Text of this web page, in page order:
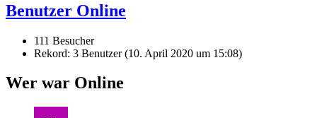
Benutzer Online
111 Besucher
Rekord: 3 Benutzer (10. April 2020 um 15:08)
Wer war Online